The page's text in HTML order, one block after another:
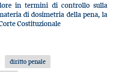
in termini di controllo sulla
di dosimetria della pena, la
Costituzionale
diritto penale